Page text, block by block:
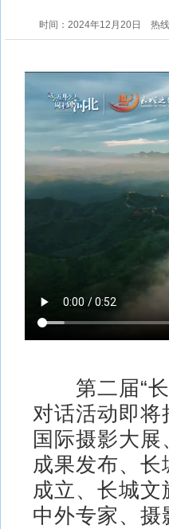
时间：2024年12月20日 热
第二届“长
对话活动即
国际摄影大
成果发布、
成立、长城
中外专家、